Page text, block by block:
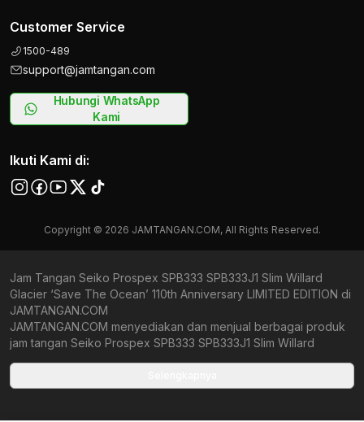
Customer Service
1500-489
support@jamtangan.com
Hubungi WhatsApp
Kami
Ikuti Kami di:
Copyright © 2026 JAMTANGAN.COM, All Rights Reserved.
Jam Tangan Seiko Prospex SPB333 SPB333J1 Slim Willard
Glacier ‘Save The Ocean’ 110th Anniversary LIMITED EDITION di
JAMTANGAN.COM
JAMTANGAN.COM menyediakan dan menjual berbagai produk
jam tangan Seiko Prospex SPB333 SPB333J1 Slim Willard
Warranty). Kami berkomitmen untuk memberi penawaran terbaik